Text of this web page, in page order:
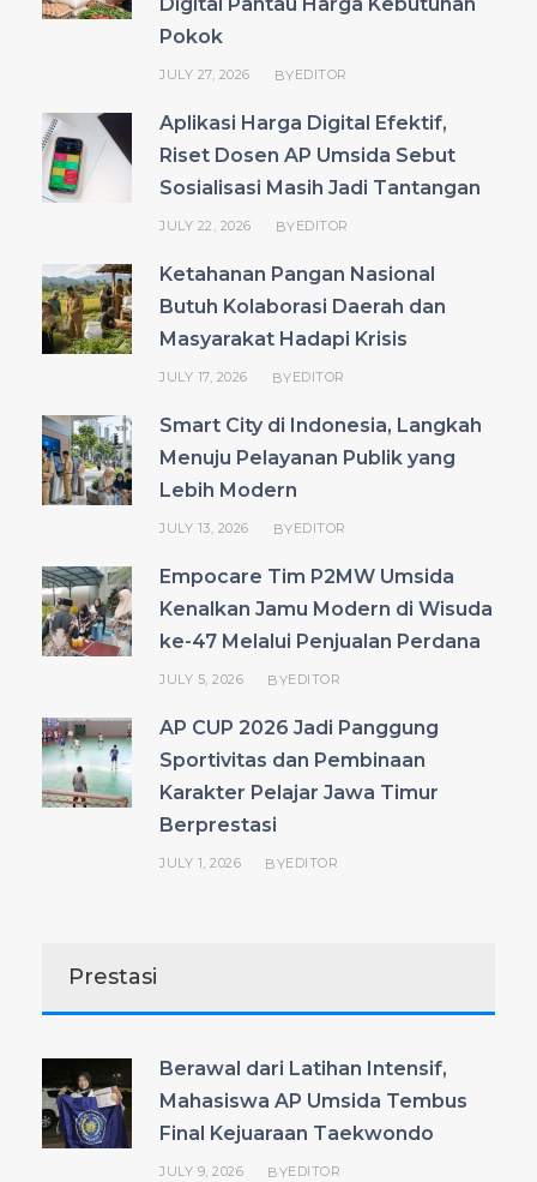
Pokok
JULY 27, 2026 BYEDITOR
Aplikasi Harga Digital Efektif,
Riset Dosen AP Umsida Sebut
Sosialisasi Masih Jadi Tantangan
JULY 22, 2026 BYEDITOR
Ketahanan Pangan Nasional
Butuh Kolaborasi Daerah dan
Masyarakat Hadapi Krisis
JULY 17, 2026 BYEDITOR
Smart City di Indonesia, Langkah
Menuju Pelayanan Publik yang
Lebih Modern
JULY 13, 2026 BYEDITOR
Empocare Tim P2MW Umsida
Kenalkan Jamu Modern di Wisuda
ke-47 Melalui Penjualan Perdana
JULY 5, 2026 BYEDITOR
AP CUP 2026 Jadi Panggung
Sportivitas dan Pembinaan
Karakter Pelajar Jawa Timur
Berprestasi
JULY 1, 2026 BYEDITOR
Prestasi
Berawal dari Latihan Intensif,
Mahasiswa AP Umsida Tembus
Final Kejuaraan Taekwondo
JULY 9, 2026 BYEDITOR